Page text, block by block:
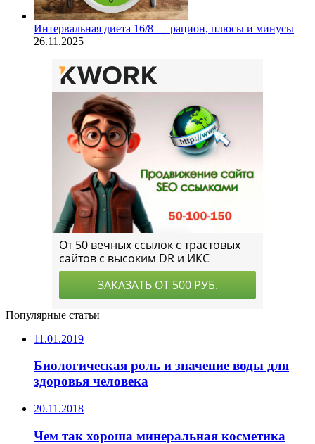
Интервальная диета 16/8 — рацион, плюсы и минусы
26.11.2025
Популярные статьи
11.01.2019
Биологическая роль и значение воды для
здоровья человека
20.11.2018
Чем так хороша минеральная косметика